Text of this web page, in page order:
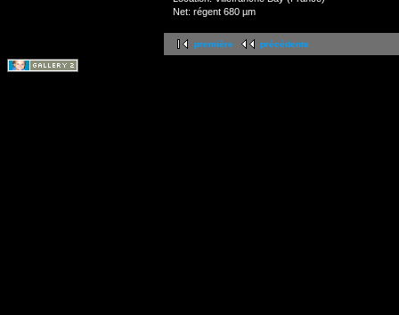
Net: régent 680 µm
première précédente